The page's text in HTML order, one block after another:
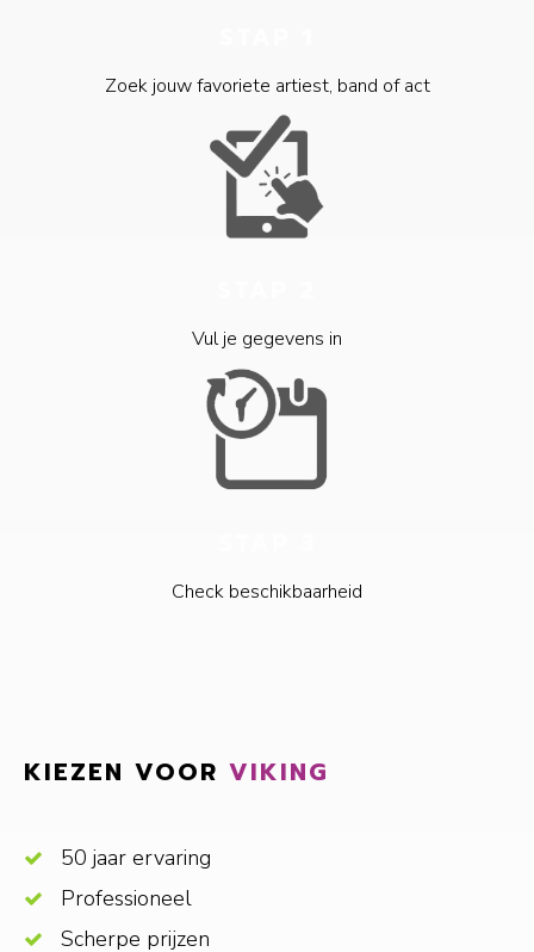
Zoek jouw favoriete artiest, band of act
Vul je gegevens in
Check beschikbaarheid
KIEZEN VOOR VIKING
50 jaar ervaring
Professioneel
Scherpe prijzen